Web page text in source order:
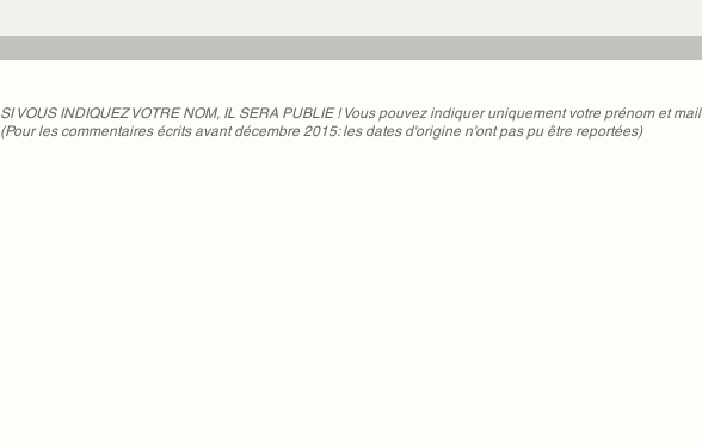
"L'apprentissage du temps
SI VOUS INDIQUEZ VOTRE NOM, IL SERA PUBLIE ! Vous pouvez indiquer uniquement votre prénom et mail
(Pour les commentaires écrits avant décembre 2015: les dates d'origine n'ont pas pu être reportées)